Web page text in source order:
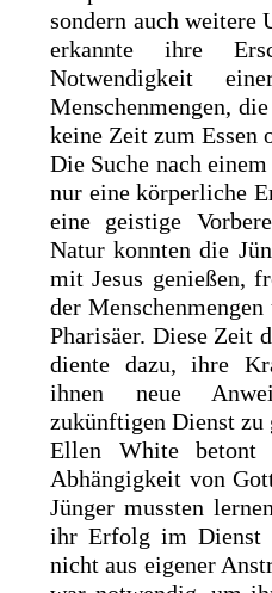
sondern auch weitere
erkannte ihre
Notwendigkeit
Menschenmengen,
keine Zeit zum Essen
Die Suche nach
nur eine körperliche
eine geistige
Natur konnten die
mit Jesus genießen,
der
Pharisäer. Diese Zeit
diente dazu, ihre
ihnen neue
zukünftigen Dienst zu
Ellen White
Abhängigkeit von
Jünger mussten
ihr Erfolg im Dienst
nicht aus eigener